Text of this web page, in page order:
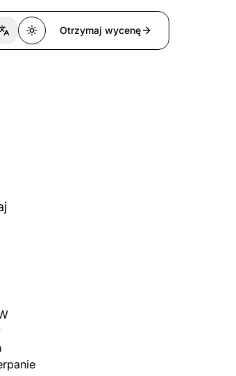
Switch language
Toggle theme
Otrzymaj wycenę